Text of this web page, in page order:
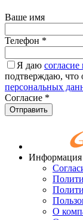
Ваше имя
Телефон *
Я даю
подтверждаю, что
персональных
Согласие *
Отправить
Информация
О